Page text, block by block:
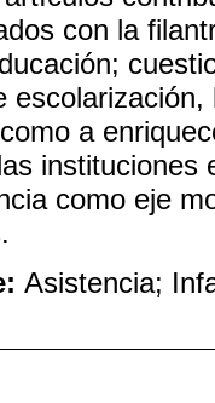
con la
a
instituciones
como eje
Asistencia;